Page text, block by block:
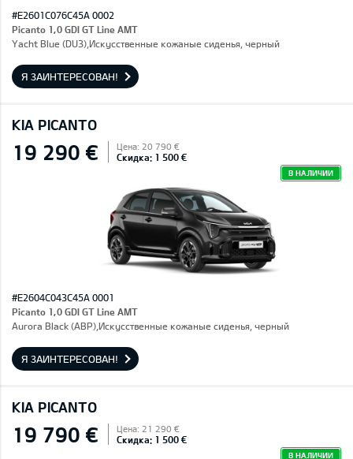
#E2601C076C45A 0002
Picanto 1,0 GDI GT Line AMT
Yacht Blue (DU3),Искусственные кожаные сиденья, черный
Я ЗАИНТЕРЕСОВАН!
KIA PICANTO
19 290 € Цена: 20 790 €
Скидка: 1 500 €
В НАЛИЧИИ
#E2604C043C45A 0001
Picanto 1,0 GDI GT Line AMT
Aurora Black (ABP),Искусственные кожаные сиденья, черный
Я ЗАИНТЕРЕСОВАН!
KIA PICANTO
19 790 € Цена: 21 290 €
Скидка: 1 500 €
В НАЛИЧИИ